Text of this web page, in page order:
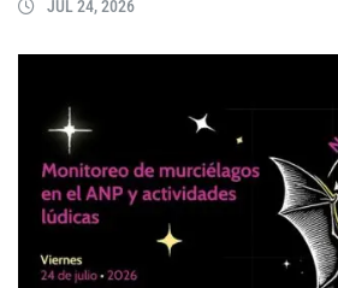
JUL 24, 2026